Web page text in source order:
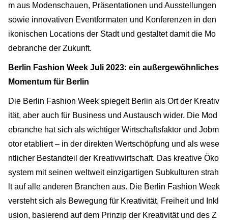
m aus Modenschauen, Präsentationen und Ausstellungen
sowie innovativen Eventformaten und Konferenzen in den
ikonischen Locations der Stadt und gestaltet damit die Mo
debranche der Zukunft.
Berlin Fashion Week Juli 2023: ein außergewöhnliches
Momentum für Berlin
Die Berlin Fashion Week spiegelt Berlin als Ort der Kreativ
ität, aber auch für Business und Austausch wider. Die Mod
ebranche hat sich als wichtiger Wirtschaftsfaktor und Jobm
otor etabliert – in der direkten Wertschöpfung und als wese
ntlicher Bestandteil der Kreativwirtschaft. Das kreative Öko
system mit seinen weltweit einzigartigen Subkulturen strah
lt auf alle anderen Branchen aus. Die Berlin Fashion Week
versteht sich als Bewegung für Kreativität, Freiheit und Inkl
usion, basierend auf dem Prinzip der Kreativität und des Z